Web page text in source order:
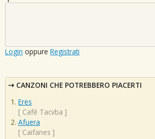
Login oppure Registrati
CANZONI CHE POTREBBERO PIACERTI
Eres
[ Café Tacvba ]
Afuera
[ Caifanes ]